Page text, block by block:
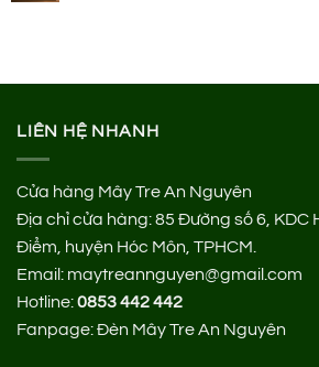
LIÊN HỆ NHANH
Cửa hàng Mây Tre An Nguyên
Địa chỉ cửa hàng:85 Đường số 6, KDC
Điểm, huyện Hóc Môn, TPHCM.
Email: maytreannguyen@gmail.com
Hotline:0853 442 442
Fanpage:Đèn Mây Tre An Nguyên